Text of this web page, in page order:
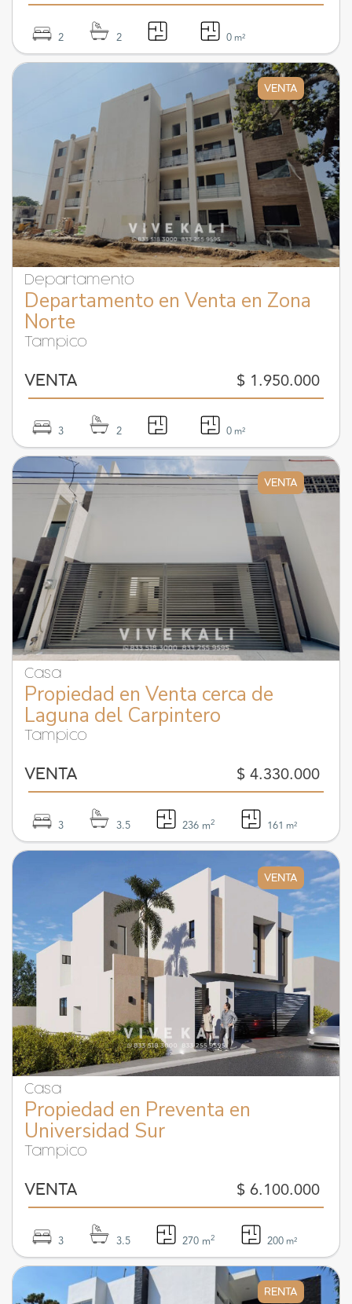
2 2 0 m²
VENTA
Departamento
Departamento en Venta en Zona
Norte
Tampico
VENTA $ 1.950.000
3 2 0 m²
VENTA
Casa
Propiedad en Venta cerca de
Laguna del Carpintero
Tampico
VENTA $ 4.330.000
3 3.5 236 m2 161 m²
VENTA
Casa
Propiedad en Preventa en
Universidad Sur
Tampico
VENTA $ 6.100.000
3 3.5 270 m2 200 m²
RENTA